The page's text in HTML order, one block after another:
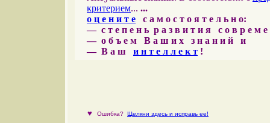
критерием... ...
о ц е н и т е с а м о с т о я т е л ь н о:
— с т е п е н ь р а з в и т и я с о в р е м
— о б ъ е м В а ш и х з н а н и й и
— В а ш и н т е л л е к т !
♥ Ошибка? Щелкни здесь и исправь ее!